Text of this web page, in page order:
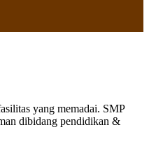
yang memadai. SMP
dibidang pendidikan &